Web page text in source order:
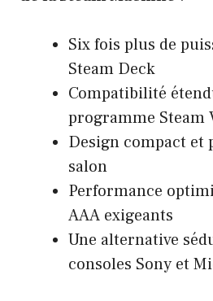
Six fois plus de
Steam Deck
Compatibilité
programme Steam
Design compact et
salon
Performance
AAA exigeants
Une alternative
consoles Sony et